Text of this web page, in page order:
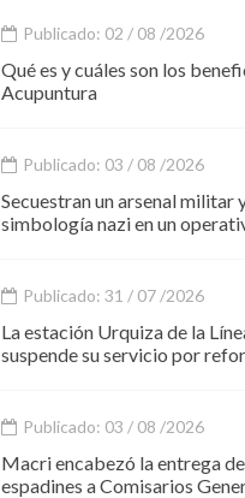
Publicado: 02 / 08 /2026
Qué es y cuáles son los
Acupuntura
Publicado: 03 / 08 /2026
Secuestran un arsenal militar
simbología nazi en un
Publicado: 31 / 07 /2026
La estación Urquiza de la
suspende su servicio por
Publicado: 03 / 08 /2026
Macri encabezó la entrega de
espadines a Comisarios